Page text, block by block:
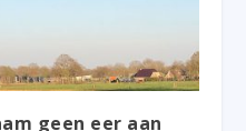
geen eer aan